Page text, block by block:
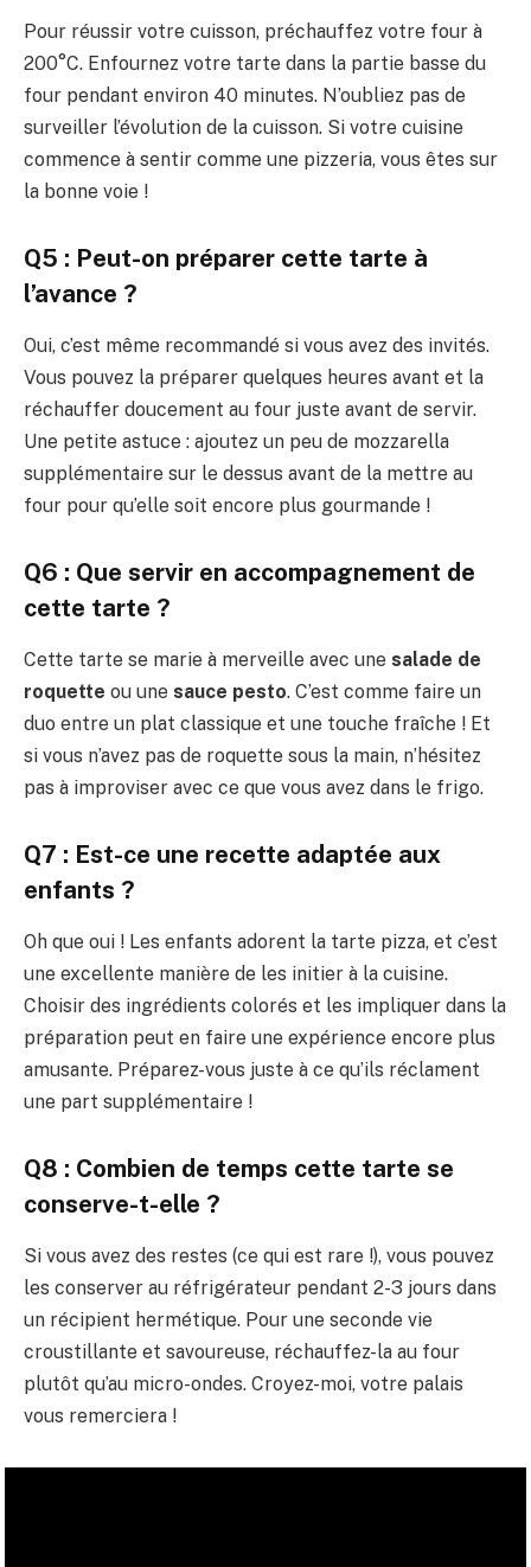
Pour réussir votre cuisson, préchauffez votre four à
200°C. Enfournez votre tarte dans la partie basse du
four pendant environ 40 minutes. N’oubliez pas de
surveiller l’évolution de la cuisson. Si votre cuisine
commence à sentir comme une pizzeria, vous êtes sur
la bonne voie !
Q5 : Peut-on préparer cette tarte à
l’avance ?
Oui, c’est même recommandé si vous avez des invités.
Vous pouvez la préparer quelques heures avant et la
réchauffer doucement au four juste avant de servir.
Une petite astuce : ajoutez un peu de mozzarella
supplémentaire sur le dessus avant de la mettre au
four pour qu’elle soit encore plus gourmande !
Q6 : Que servir en accompagnement de
cette tarte ?
Cette tarte se marie à merveille avec une salade de
roquette ou une sauce pesto. C’est comme faire un
duo entre un plat classique et une touche fraîche ! Et
si vous n’avez pas de roquette sous la main, n’hésitez
pas à improviser avec ce que vous avez dans le frigo.
Q7 : Est-ce une recette adaptée aux
enfants ?
Oh que oui ! Les enfants adorent la tarte pizza, et c’est
une excellente manière de les initier à la cuisine.
Choisir des ingrédients colorés et les impliquer dans la
préparation peut en faire une expérience encore plus
amusante. Préparez-vous juste à ce qu’ils réclament
une part supplémentaire !
Q8 : Combien de temps cette tarte se
conserve-t-elle ?
Si vous avez des restes (ce qui est rare !), vous pouvez
les conserver au réfrigérateur pendant 2-3 jours dans
un récipient hermétique. Pour une seconde vie
croustillante et savoureuse, réchauffez-la au four
plutôt qu’au micro-ondes. Croyez-moi, votre palais
vous remerciera !